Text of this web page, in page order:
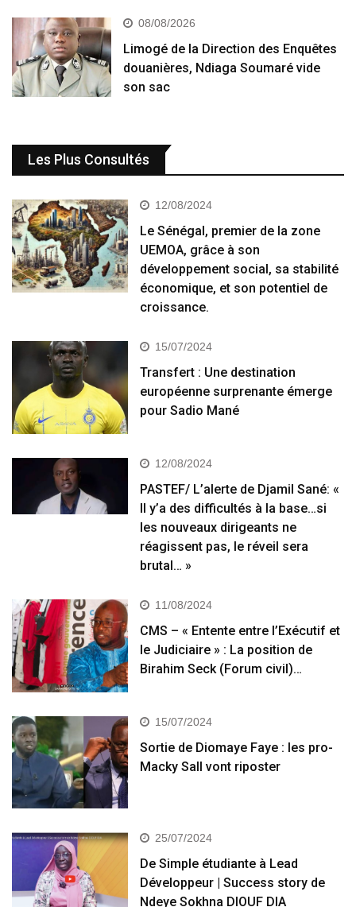
08/08/2026
Limogé de la Direction des Enquêtes
douanières, Ndiaga Soumaré vide
son sac
Les Plus Consultés
12/08/2024
Le Sénégal, premier de la zone
UEMOA, grâce à son
développement social, sa stabilité
économique, et son potentiel de
croissance.
15/07/2024
Transfert : Une destination
européenne surprenante émerge
pour Sadio Mané
12/08/2024
PASTEF/ L’alerte de Djamil Sané: «
Il y’a des difficultés à la base…si
les nouveaux dirigeants ne
réagissent pas, le réveil sera
brutal… »
11/08/2024
CMS – « Entente entre l’Exécutif et
le Judiciaire » : La position de
Birahim Seck (Forum civil)…
15/07/2024
Sortie de Diomaye Faye : les pro-
Macky Sall vont riposter
25/07/2024
De Simple étudiante à Lead
Développeur | Success story de
Ndeye Sokhna DIOUF DIA